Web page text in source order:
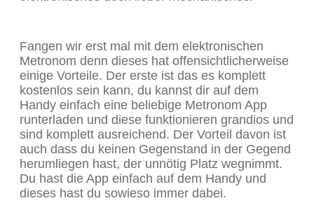
Fangen wir erst mal mit dem elektronischen
Metronom denn dieses hat offensichtlicherweise
einige Vorteile. Der erste ist das es komplett
kostenlos sein kann, du kannst dir auf dem
Handy einfach eine beliebige Metronom App
runterladen und diese funktionieren grandios und
sind komplett ausreichend. Der Vorteil davon ist
auch dass du keinen Gegenstand in der Gegend
herumliegen hast, der unnötig Platz wegnimmt.
Du hast die App einfach auf dem Handy und
dieses hast du sowieso immer dabei.